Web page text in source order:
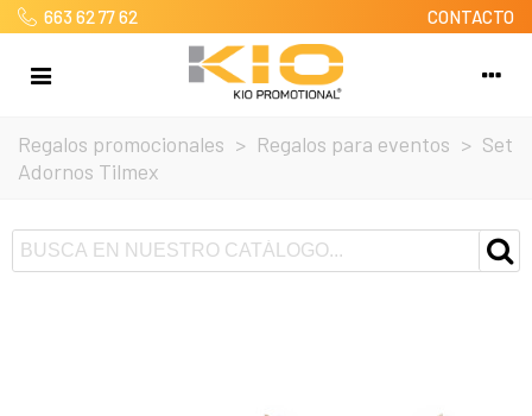
663 62 77 62 CONTACTO
Regalos promocionales > Regalos para eventos > Set
Adornos Tilmex